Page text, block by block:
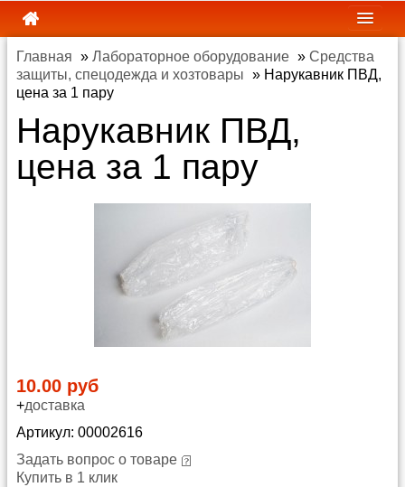
Главная » Лабораторное оборудование » Средства
защиты, спецодежда и хозтовары » Нарукавник ПВД,
цена за 1 пару
Нарукавник ПВД,
цена за 1 пару
10.00 руб
+доставка
Артикул: 00002616
Задать вопрос о товаре
Купить в 1 клик